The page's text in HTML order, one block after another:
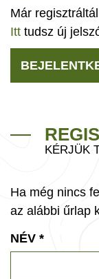
Már
Itt tudsz új
KÉRJÜK
Ha még nincs
az alábbi űrlap
NÉV *